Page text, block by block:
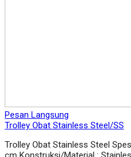
Pesan Langsung
Trolley Obat Stainless Steel/SS
Trolley Obat Stainless Steel